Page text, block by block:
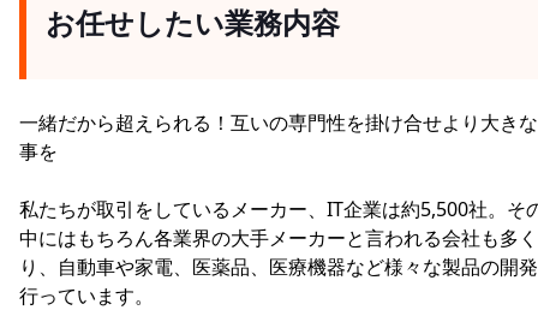
お任せしたい業務内容
一緒だから超えられる！互いの専門性を掛け合せより大き
事を
私たちが取引をしているメーカー、IT企業は約5,500社。そ
中にはもちろん各業界の大手メーカーと言われる会社も多
り、自動車や家電、医薬品、医療機器など様々な製品の開
行っています。